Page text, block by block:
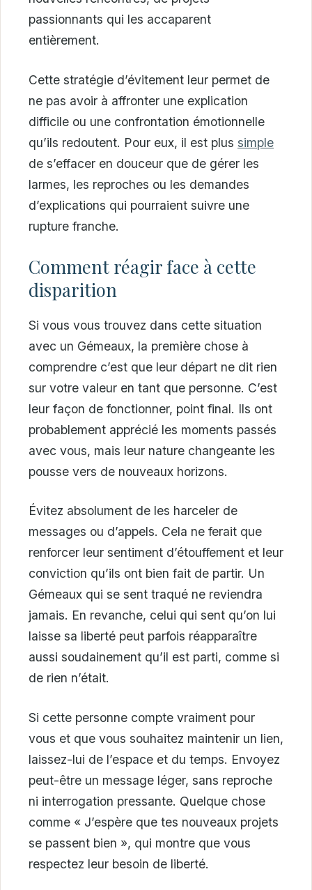
passionnants qui les accaparent
entièrement.
Cette stratégie d’évitement leur permet de
ne pas avoir à affronter une explication
difficile ou une confrontation émotionnelle
qu’ils redoutent. Pour eux, il est plus simple
de s’effacer en douceur que de gérer les
larmes, les reproches ou les demandes
d’explications qui pourraient suivre une
rupture franche.
Comment réagir face à cette
disparition
Si vous vous trouvez dans cette situation
avec un Gémeaux, la première chose à
comprendre c’est que leur départ ne dit rien
sur votre valeur en tant que personne. C’est
leur façon de fonctionner, point final. Ils ont
probablement apprécié les moments passés
avec vous, mais leur nature changeante les
pousse vers de nouveaux horizons.
Évitez absolument de les harceler de
messages ou d’appels. Cela ne ferait que
renforcer leur sentiment d’étouffement et leur
conviction qu’ils ont bien fait de partir. Un
Gémeaux qui se sent traqué ne reviendra
jamais. En revanche, celui qui sent qu’on lui
laisse sa liberté peut parfois réapparaître
aussi soudainement qu’il est parti, comme si
de rien n’était.
Si cette personne compte vraiment pour
vous et que vous souhaitez maintenir un lien,
laissez-lui de l’espace et du temps. Envoyez
peut-être un message léger, sans reproche
ni interrogation pressante. Quelque chose
comme « J’espère que tes nouveaux projets
se passent bien », qui montre que vous
respectez leur besoin de liberté.